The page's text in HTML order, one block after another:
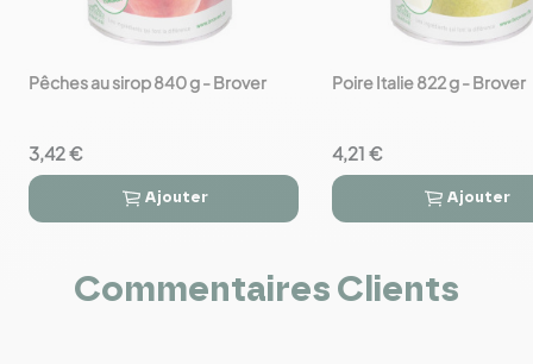
favorite_border
Pêches au sirop 840 g - Brover
3,42 €
 
Ajouter
favorite_border
Poire Italie 822 g - Brover
4,21 €
 
Ajouter
Commentaires Clients